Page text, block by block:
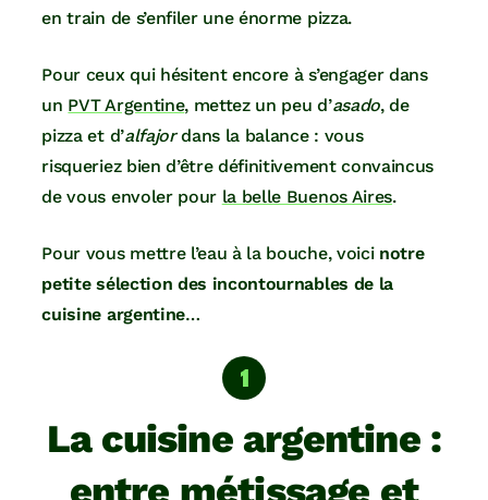
en train de s’enfiler une énorme pizza.
Pour ceux qui hésitent encore à s’engager dans
un PVT Argentine, mettez un peu d’asado, de
pizza et d’alfajordans la balance : vous
risqueriez bien d’être définitivement convaincus
de vous envoler pour la belle Buenos Aires.
Pour vous mettre l’eau à la bouche, voici notre
petite sélection des incontournables de la
cuisine argentine…
La cuisine argentine :